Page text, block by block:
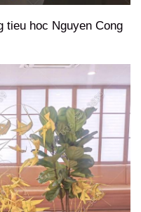
tieu hoc Nguyen Cong